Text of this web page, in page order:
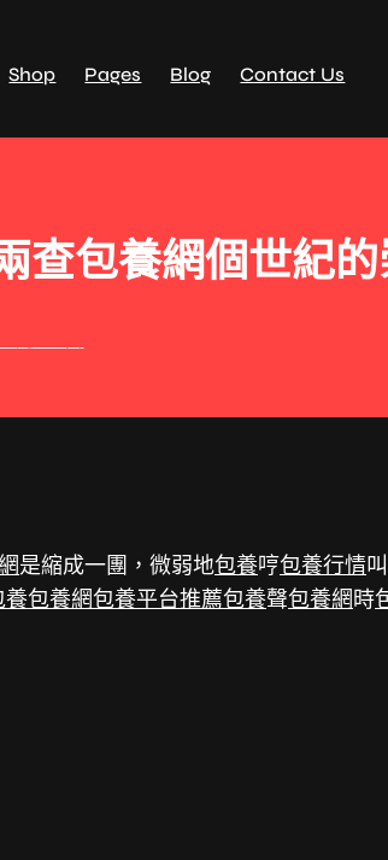
Shop Pages Blog Contact Us
r
查包養網個世紀
是縮成一團，微弱地包養哼包養行情
養包養網包養平台推薦包養聲包養網時